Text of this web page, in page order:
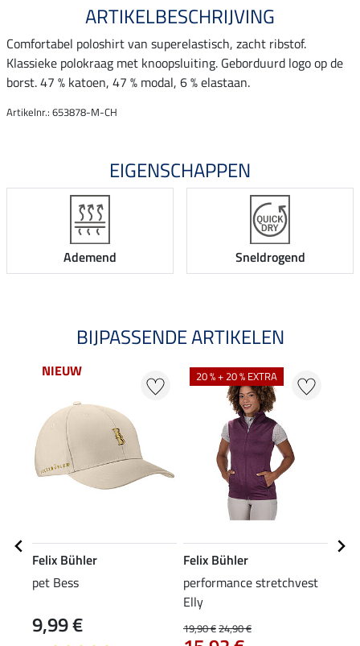
ARTIKELBESCHRIJVING
Comfortabel poloshirt van superelastisch, zacht ribstof.
Klassieke polokraag met knoopsluiting. Geborduurd logo op de
borst. 47 % katoen, 47 % modal, 6 % elastaan.
Artikelnr.: 653878-M-CH
EIGENSCHAPPEN
Ademend Sneldrogend
BIJPASSENDE ARTIKELEN
NIEUW
Felix Bühler
pet Bess
9,99 €
20 % + 20 % EXTRA
Felix Bühler
performance stretchvest
Elly
19,90 €24,90 €